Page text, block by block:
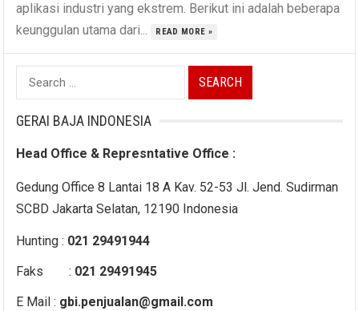
aplikasi industri yang ekstrem. Berikut ini adalah beberapa
keunggulan utama dari...
READ MORE »
Search
for:
GERAI BAJA INDONESIA
Head Office & Represntative Office :
Gedung Office 8 Lantai 18 A Kav. 52-53 Jl. Jend. Sudirman
SCBD Jakarta Selatan, 12190 Indonesia
Hunting : 021 29491944
Faks : 021 29491945
E Mail : gbi.penjualan@gmail.com